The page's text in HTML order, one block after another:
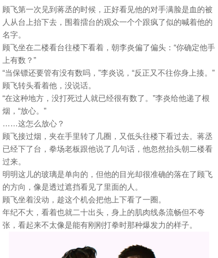
顾飞第一次见到蒋丞的时候，正好看见他的对手满脸是血的被
人从台上抬下去，围着擂台的观众一个个跟疯了似的喊着他的
名字。
顾飞坐在二楼看台往楼下看着，朝李炎偏了偏头：“你确定他手
上有数？”
“当保镖还要管有没有数吗，”李炎说，“反正又不往你身上揍。”
顾飞转头看着他，没说话。
“在这种地方，没打死过人就已经很有数了。”李炎给他递了根
烟，“放心。”
……这怎么放心？
顾飞接过烟，夹在手里转了几圈，又低头往楼下看过去。蒋丞
已经下了台，拳场老板跟他说了几句话，他忽然抬头朝二楼看
过来。
明明这儿的玻璃是单向的，但他的目光却很准确的落在了顾飞
的方向，像是透过遮挡看见了里面的人。
顾飞坐着没动，趁这个机会把他上下看了一圈。
年纪不大，看着也就二十出头，身上的肌肉线条流畅但不夸
张，看起来不太像是能有刚刚打拳时那种爆发力的样子。